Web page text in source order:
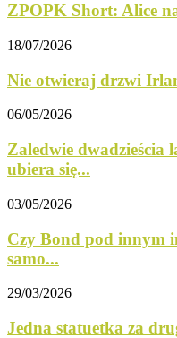
ZPOPK Short: Alice
18/07/2026
Nie otwieraj drzwi
06/05/2026
Zaledwie dwadzieścia
ubiera się...
03/05/2026
Czy Bond pod innym
samo...
29/03/2026
Jedna statuetka za